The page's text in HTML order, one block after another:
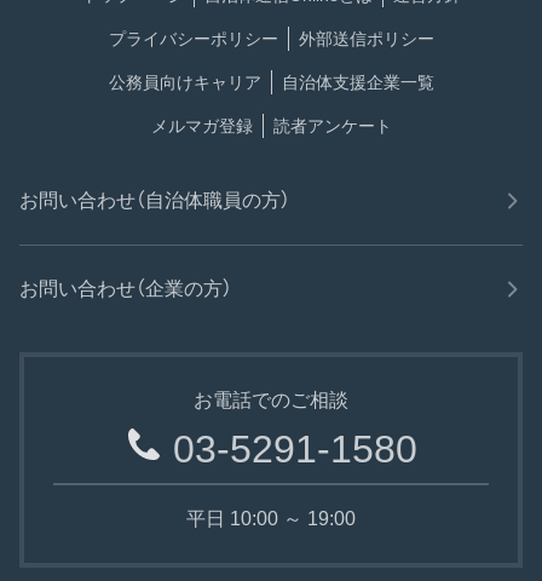
プライバシーポリシー 外部送信ポリシー
公務員向けキャリア 自治体支援企業一覧
メルマガ登録 読者アンケート
お問い合わせ（自治体職員の方）
お問い合わせ（企業の方）
お電話でのご相談
03-5291-1580
平日 10:00 ～ 19:00